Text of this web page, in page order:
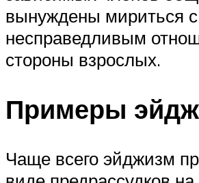
вынуждены мириться с
несправедливым
стороны взрослых.
Примеры
Чаще всего эйджизм